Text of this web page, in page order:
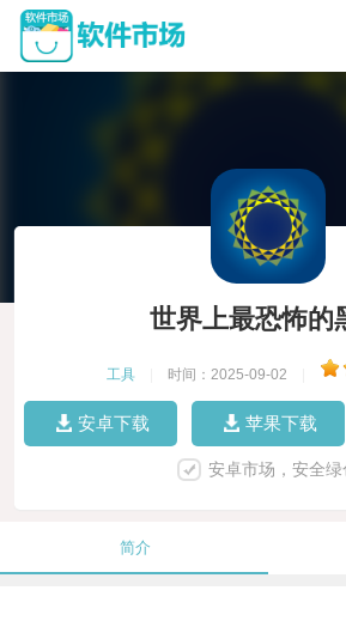
世界上最恐怖的
工具 时间：2025-09-02
安卓下载 苹果下载
安卓市场，安全绿
简介